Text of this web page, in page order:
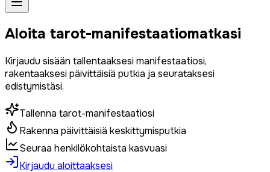
Aloita tarot-manifestaatiomatkasi
Kirjaudu sisään tallentaaksesi manifestaatiosi,
rakentaaksesi päivittäisiä putkia ja seurataksesi
edistymistäsi.
Tallenna tarot-manifestaatiosi
Rakenna päivittäisiä keskittymisputkia
Seuraa henkilökohtaista kasvuasi
Kirjaudu aloittaaksesi